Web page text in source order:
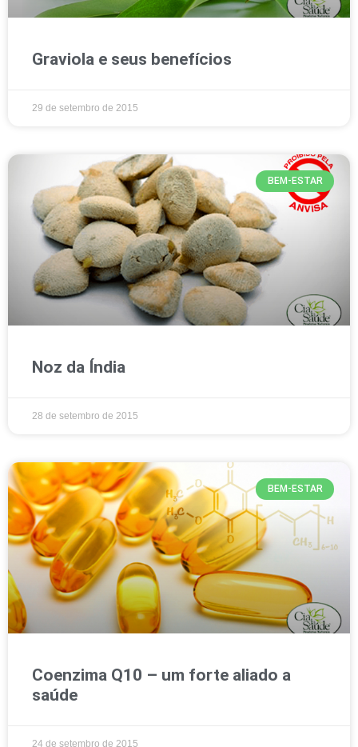
Graviola e seus benefícios
29 de setembro de 2015
BEM-ESTAR
Noz da Índia
28 de setembro de 2015
BEM-ESTAR
Coenzima Q10 – um forte aliado a
saúde
24 de setembro de 2015